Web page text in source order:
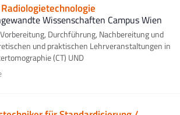
Wissenschaften Campus Wien
Durchführung, Nachbereitung und
und praktischen Lehrveranstaltungen in
(CT) UND
(MRT) in Zusammenarbeit...